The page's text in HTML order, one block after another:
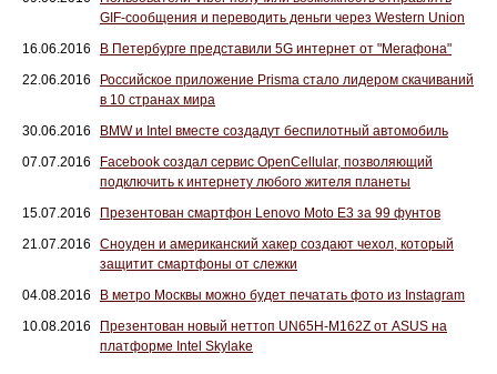
GIF-сообщения и переводить деньги через Western Union
16.06.2016
В Петербурге представили 5G интернет от "Мегафона"
22.06.2016
Российское приложение Prisma стало лидером скачиваний
в 10 странах мира
30.06.2016
BMW и Intel вместе создадут беспилотный автомобиль
07.07.2016
Facebook создал сервис OpenCellular, позволяющий
подключить к интернету любого жителя планеты
15.07.2016
Презентован смартфон Lenovo Moto E3 за 99 фунтов
21.07.2016
Сноуден и американский хакер создают чехол, который
защитит смартфоны от слежки
04.08.2016
В метро Москвы можно будет печатать фото из Instagram
10.08.2016
Презентован новый неттоп UN65H-M162Z от ASUS на
платформе Intel Skylake